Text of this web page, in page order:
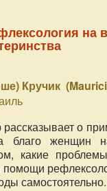
на
Кручик
о
благо женщин
какие
самостоятельно.